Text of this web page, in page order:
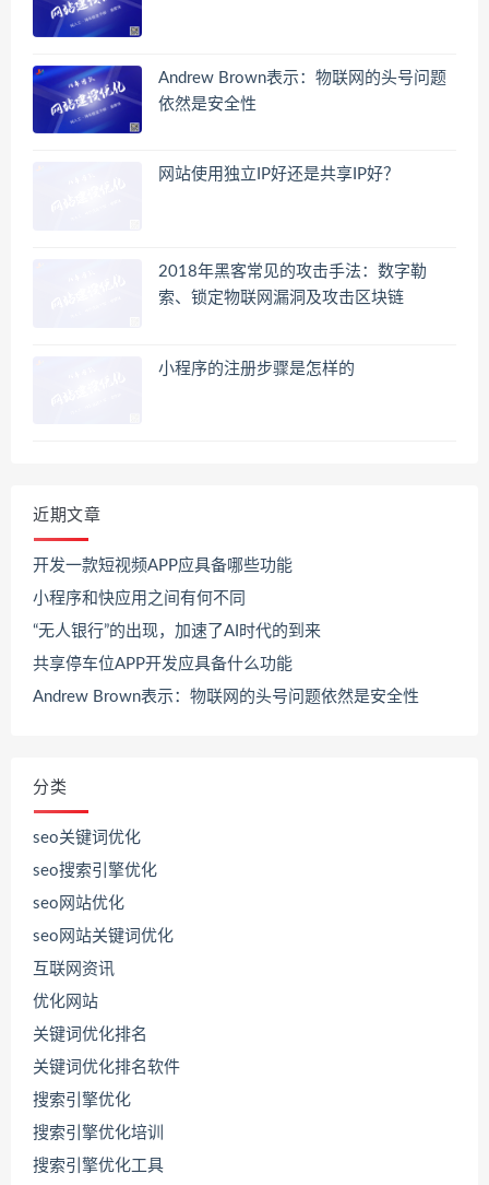
Andrew Brown表示：物联网的头号问题
依然是安全性
网站使用独立IP好还是共享IP好？
2018年黑客常见的攻击手法：数字勒
索、锁定物联网漏洞及攻击区块链
小程序的注册步骤是怎样的
近期文章
开发一款短视频APP应具备哪些功能
小程序和快应用之间有何不同
“无人银行”的出现，加速了AI时代的到来
共享停车位APP开发应具备什么功能
Andrew Brown表示：物联网的头号问题依然是安全性
分类
seo关键词优化
seo搜索引擎优化
seo网站优化
seo网站关键词优化
互联网资讯
优化网站
关键词优化排名
关键词优化排名软件
搜索引擎优化
搜索引擎优化培训
搜索引擎优化工具